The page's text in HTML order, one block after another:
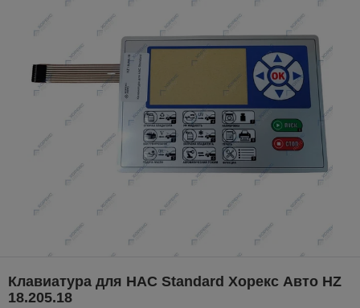
Клавиатура для HAC Standard Хорекс Авто HZ
18.205.18